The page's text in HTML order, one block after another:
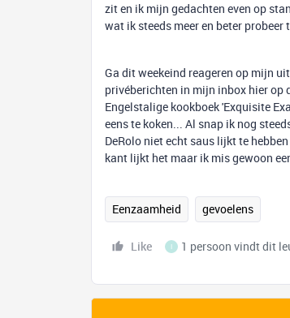
zit en ik mijn gedachten even op
wat ik steeds meer en beter probeer
Ga dit weekeind reageren op mijn
privéberichten in mijn inbox hier op
Engelstalige kookboek 'Exquisite
eens te koken... Al snap ik nog
DeRolo niet echt saus lijkt te
kant lijkt het maar ik mis gewoon
Eenzaamheid gevoelens
Like I 1 persoon vindt dit